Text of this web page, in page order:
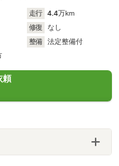
走行 4.4万km
修復
なし
整備
法定整備付
頼